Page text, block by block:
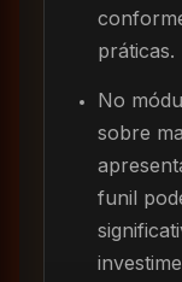
práticas.
No
sobre
funil